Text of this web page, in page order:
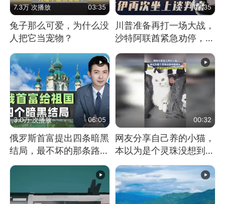
7.3万 次播放 03:35
兔子那么可爱，为什么没
人把它当宠物？
07:35
川普准备再打一场大战，
沙特阿联酋紧急劝停，美
3.0万 次播放 06:05
俄罗斯首富提出四条暗黑
结局，最不坏的那条路是
通向东方
00:32
网友分享自己养的小猫，
本以为是个灵珠没想到是
魔丸